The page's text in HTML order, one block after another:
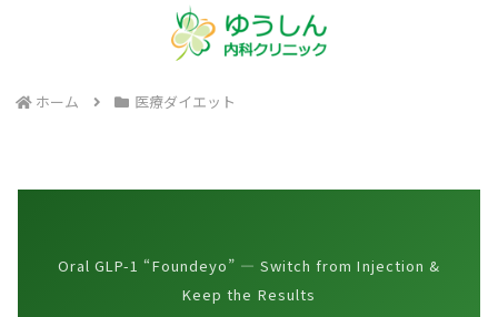
ホーム 医療ダイエット
Oral GLP-1 “Foundeyo” — Switch from Injection &
Keep the Results